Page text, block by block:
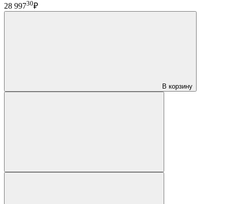
28 99730₽
В корзину